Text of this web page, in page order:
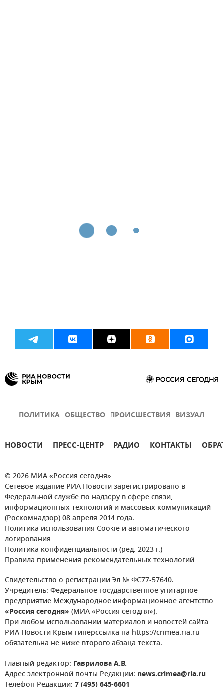
ПОЛИТИКА ОБЩЕСТВО ПРОИСШЕСТВИЯ ВИЗУАЛ
НОВОСТИ ПРЕСС-ЦЕНТР РАДИО КОНТАКТЫ
© 2026 МИА «Россия сегодня»
Сетевое издание РИА Новости зарегистрировано в
Федеральной службе по надзору в сфере связи,
информационных технологий и массовых коммуникаций
(Роскомнадзор) 08 апреля 2014 года.
Политика использования Cookie и автоматического
логирования
Политика конфиденциальности (ред. 2023 г.)
Правила применения рекомендательных технологий
Свидетельство о регистрации Эл № ФС77-57640.
Учредитель: Федеральное государственное унитарное
предприятие Международное информационное агентство
«Россия сегодня» (МИА «Россия сегодня»).
При любом использовании материалов и новостей сайта
РИА Новости Крым гиперссылка на https://crimea.ria.ru
обязательна не ниже второго абзаца текста.
Главный редактор: Гаврилова А.В.
Адрес электронной почты Редакции: news.crimea@ria.ru
Телефон Редакции: 7 (495) 645-6601